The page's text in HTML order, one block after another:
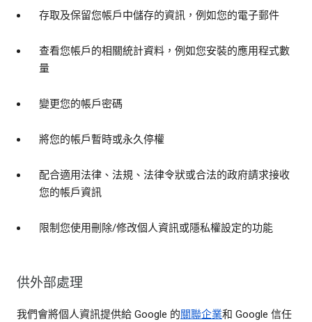
存取及保留您帳戶中儲存的資訊，例如您的電子郵件
查看您帳戶的相關統計資料，例如您安裝的應用程式數
量
變更您的帳戶密碼
將您的帳戶暫時或永久停權
配合適用法律、法規、法律令狀或合法的政府請求接收
您的帳戶資訊
限制您使用刪除/修改個人資訊或隱私權設定的功能
供外部處理
我們會將個人資訊提供給 Google 的關聯企業和 Google 信任